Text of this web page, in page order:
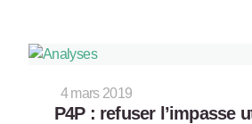
4 mars 2019
P4P : refuser l’impasse